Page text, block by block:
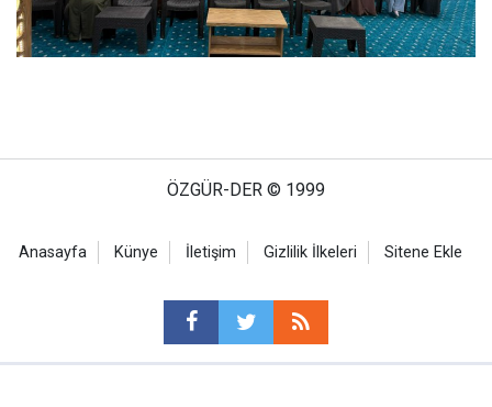
ÖZGÜR-DER © 1999
Anasayfa Künye İletişim Gizlilik İlkeleri Sitene Ekle